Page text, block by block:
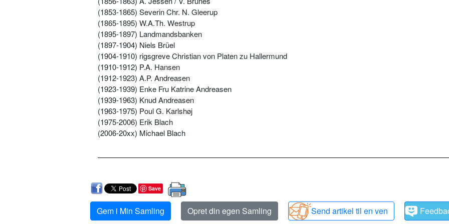
(1853-1865) Severin Chr. N. Gleerup
(1865-1895) W.A.Th. Westrup
(1895-1897) Landmandsbanken
(1897-1904) Niels Brüel
(1904-1910) rigsgreve Christian von Platen zu Hallermund
(1910-1912) P.A. Hansen
(1912-1923) A.P. Andreasen
(1923-1939) Enke Fru Katrine Andreasen
(1939-1963) Knud Andreasen
(1963-1975) Poul G. Karlshøj
(1975-2006) Erik Blach
(2006-20xx) Michael Blach
Save
Gem i Min Samling Opret din egen Samling Send artikel til en ven